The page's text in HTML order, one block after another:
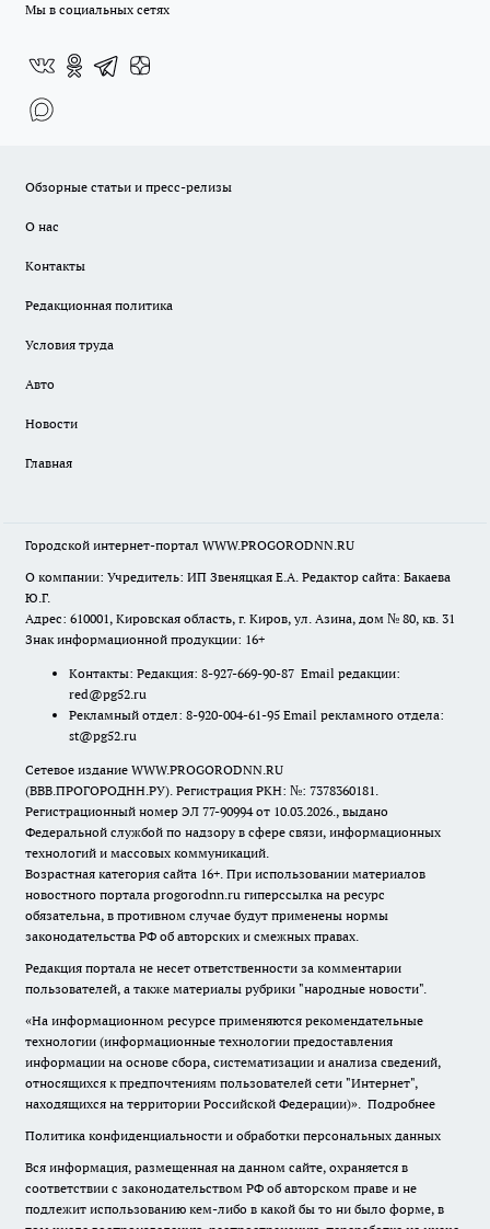
Мы в социальных сетях
Обзорные статьи и пресс-релизы
О нас
Контакты
Редакционная политика
Условия труда
Авто
Новости
Главная
Городской интернет-портал WWW.PROGORODNN.RU
О компании: Учредитель: ИП Звеняцкая Е.А. Редактор сайта: Бакаева
Ю.Г.
Адрес: 610001, Кировская область, г. Киров, ул. Азина, дом № 80, кв. 31
Знак информационной продукции: 16+
Контакты: Редакция: 8-927-669-90-87 Email редакции:
red@pg52.ru
Рекламный отдел: 8-920-004-61-95 Email рекламного отдела:
st@pg52.ru
Сетевое издание WWW.PROGORODNN.RU
(ВВВ.ПРОГОРОДНН.РУ). Регистрация РКН: №: 7378360181.
Регистрационный номер ЭЛ 77-90994 от 10.03.2026., выдано
Федеральной службой по надзору в сфере связи, информационных
технологий и массовых коммуникаций.
Возрастная категория сайта 16+. При использовании материалов
новостного портала progorodnn.ru гиперссылка на ресурс
обязательна, в противном случае будут применены нормы
законодательства РФ об авторских и смежных правах.
Редакция портала не несет ответственности за комментарии
пользователей, а также материалы рубрики "народные новости".
«На информационном ресурсе применяются рекомендательные
технологии (информационные технологии предоставления
информации на основе сбора, систематизации и анализа сведений,
относящихся к предпочтениям пользователей сети "Интернет",
находящихся на территории Российской Федерации)». Подробнее
Политика конфиденциальности и обработки персональных данных
Вся информация, размещенная на данном сайте, охраняется в
соответствии с законодательством РФ об авторском праве и не
подлежит использованию кем-либо в какой бы то ни было форме, в